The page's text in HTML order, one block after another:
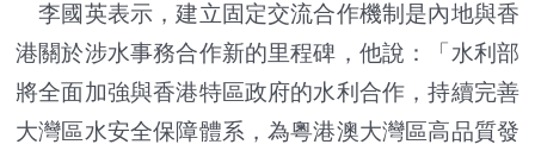
李國英表示，建立固定交流合作機制是內地與香
港關於涉水事務合作新的里程碑，他說：「水利部
將全面加強與香港特區政府的水利合作，持續完善
大灣區水安全保障體系，為粵港澳大灣區高品質發